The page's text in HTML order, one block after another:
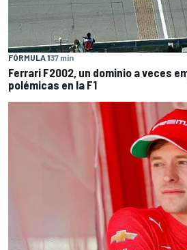
FÓRMULA 137 min
Ferrari F2002, un dominio a veces
polémicas en la F1